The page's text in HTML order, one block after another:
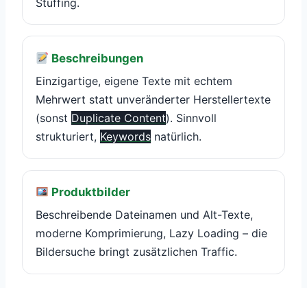
Beschreibungen
Einzigartige, eigene Texte mit echtem
Mehrwert statt unveränderter Herstellertexte
(sonst Duplicate Content). Sinnvoll
strukturiert, Keywords natürlich.
Produktbilder
Beschreibende Dateinamen und Alt-Texte,
moderne Komprimierung, Lazy Loading – die
Bildersuche bringt zusätzlichen Traffic.